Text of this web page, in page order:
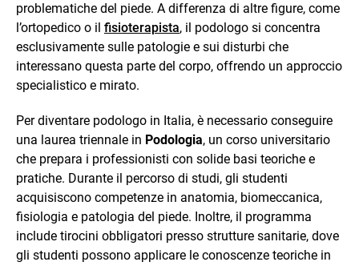
problematiche del piede. A differenza di altre figure, come
l’ortopedico o il fisioterapista, il podologo si concentra
esclusivamente sulle patologie e sui disturbi che
interessano questa parte del corpo, offrendo un approccio
specialistico e mirato.
Per diventare podologo in Italia, è necessario conseguire
una laurea triennale in Podologia, un corso universitario
che prepara i professionisti con solide basi teoriche e
pratiche. Durante il percorso di studi, gli studenti
acquisiscono competenze in anatomia, biomeccanica,
fisiologia e patologia del piede. Inoltre, il programma
include tirocini obbligatori presso strutture sanitarie, dove
gli studenti possono applicare le conoscenze teoriche in